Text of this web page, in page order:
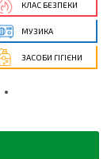
КЛАС БЕЗПЕКИ
МУЗИКА
ЗАСОБИ ГІГІЄНИ